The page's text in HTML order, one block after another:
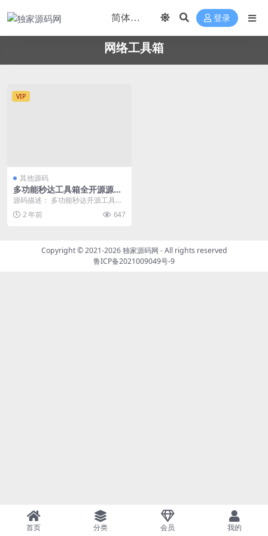
登录
网络工具箱
VIP
其他源码
多功能秒达工具箱全开源源
码，可自部署且完全开源的中
源码描述： 多功能秒达开源工具箱
源码，，可自部署且完全开源的中
文工具箱，永远的自...
2 年前 647
Copyright © 2021-2026独家源码网 - All rights reserved
鲁ICP备2021009049号-9
首页 分类 会员 我的